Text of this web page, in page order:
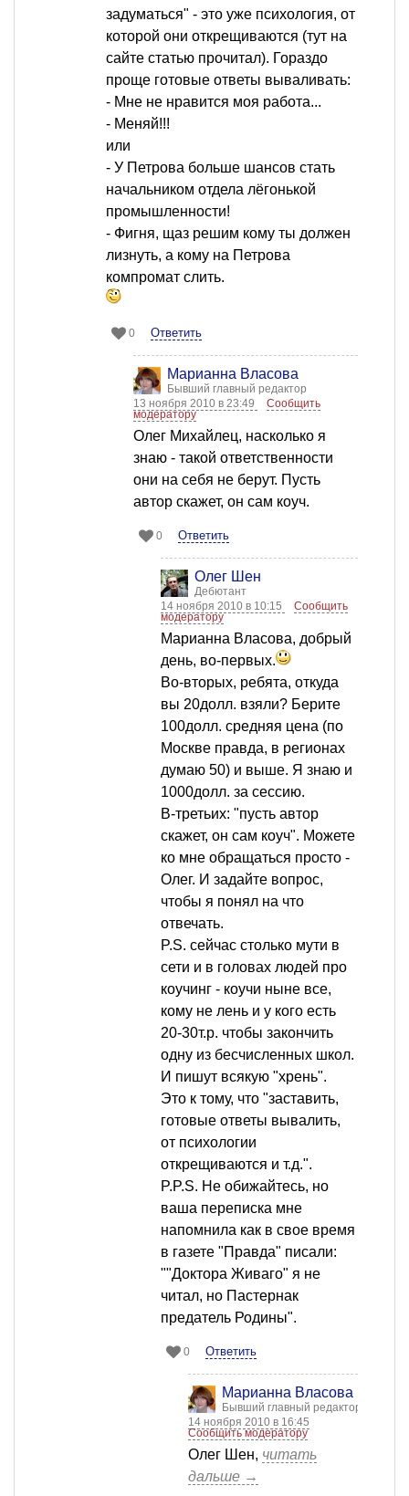
задуматься" - это уже психология, от
которой они открещиваются (тут на
сайте статью прочитал). Гораздо
проще готовые ответы вываливать:
- Мне не нравится моя работа...
- Меняй!!!
или
- У Петрова больше шансов стать
начальником отдела лёгонькой
промышленности!
- Фигня, щаз решим кому ты должен
лизнуть, а кому на Петрова
компромат слить.
0 Ответить
Марианна Власова
Бывший главный редактор
13 ноября 2010 в 23:49
Сообщить
модератору
Олег Михайлец, насколько я
знаю - такой ответственности
они на себя не берут. Пусть
автор скажет, он сам коуч.
0 Ответить
Олег Шен
Дебютант
14 ноября 2010 в 10:15
Сообщить
модератору
Марианна Власова, добрый
день, во-первых.
Во-вторых, ребята, откуда
вы 20долл. взяли? Берите
100долл. средняя цена (по
Москве правда, в регионах
думаю 50) и выше. Я знаю и
1000долл. за сессию.
В-третьих: "пусть автор
скажет, он сам коуч". Можете
ко мне обращаться просто -
Олег. И задайте вопрос,
чтобы я понял на что
отвечать.
P.S. сейчас столько мути в
сети и в головах людей про
коучинг - коучи ныне все,
кому не лень и у кого есть
20-30т.р. чтобы закончить
одну из бесчисленных школ.
И пишут всякую "хрень".
Это к тому, что "заставить,
готовые ответы вывалить,
от психологии
открещиваются и т.д.".
P.P.S. Не обижайтесь, но
ваша переписка мне
напомнила как в свое время
в газете "Правда" писали:
""Доктора Живаго" я не
читал, но Пастернак
предатель Родины".
0 Ответить
Марианна Власова
Бывший главный редактор
14 ноября 2010 в 16:45
Сообщить модератору
Олег Шен, читать
дальше →